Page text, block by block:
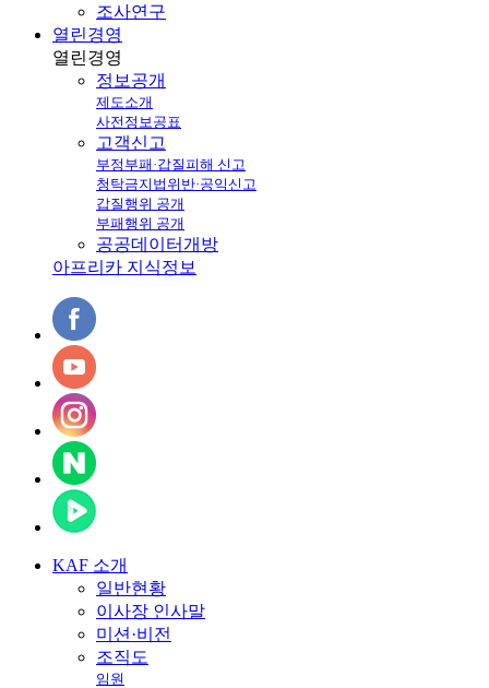
조사연구
열린경영
열린경영
정보공개
제도소개
사전정보공표
고객신고
부정부패·갑질피해 신고
청탁금지법위반·공익신고
갑질행위 공개
부패행위 공개
공공데이터개방
아프리카 지식정보
KAF 소개
일반현황
이사장 인사말
미션·비전
조직도
임원